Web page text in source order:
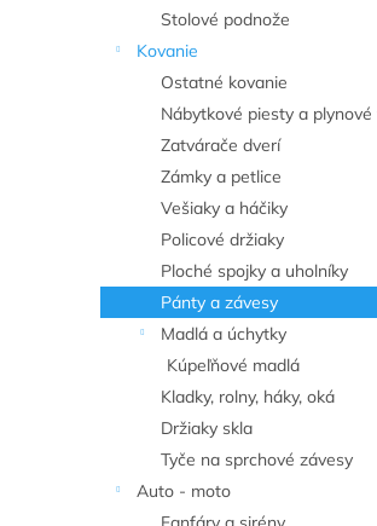
Stolové podnože
Kovanie
Ostatné kovanie
Nábytkové piesty a plynové
Zatvárače dverí
Zámky a petlice
Vešiaky a háčiky
Policové držiaky
Ploché spojky a uholníky
Pánty a závesy
Madlá a úchytky
Kúpeľňové madlá
Kladky, rolny, háky, oká
Držiaky skla
Tyče na sprchové závesy
Auto - moto